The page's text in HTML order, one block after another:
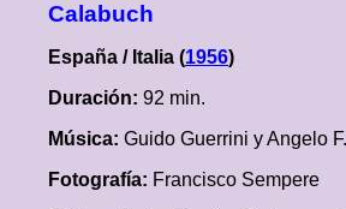
Calabuch
España / Italia (1956)
Duración: 92 min.
Música: Guido Guerrini y Angelo
Fotografía: Francisco Sempere